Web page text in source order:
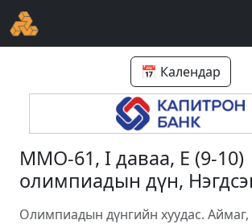
📅 Календар
ММО-61, I даваа, E (9-10)
олимпиадын дүн,
Олимпиадын дүнгийн хуудас. Аймаг,